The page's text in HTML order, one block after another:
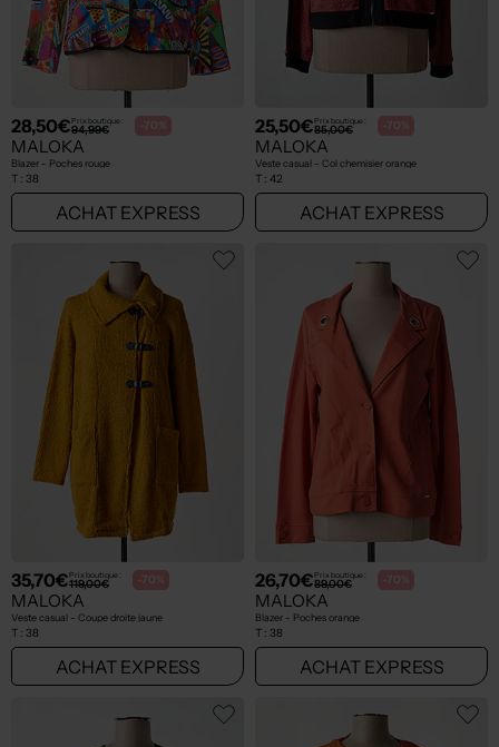
28,50€Prix boutique :
94,99€ -70%
MALOKA
Blazer - Poches rouge
T : 38
ACHAT EXPRESS
25,50€Prix boutique :
85,00€ -70%
MALOKA
Veste casual - Col chemisier orange
T : 42
ACHAT EXPRESS
35,70€Prix boutique :
119,00€ -70%
MALOKA
Veste casual - Coupe droite jaune
T : 38
ACHAT EXPRESS
26,70€Prix boutique :
89,00€ -70%
MALOKA
Blazer - Poches orange
T : 38
ACHAT EXPRESS